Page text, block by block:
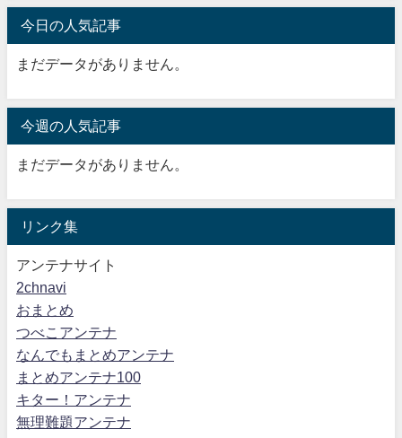
今日の人気記事
まだデータがありません。
今週の人気記事
まだデータがありません。
リンク集
アンテナサイト
2chnavi
おまとめ
つべこアンテナ
なんでもまとめアンテナ
まとめアンテナ100
キター！アンテナ
無理難題アンテナ